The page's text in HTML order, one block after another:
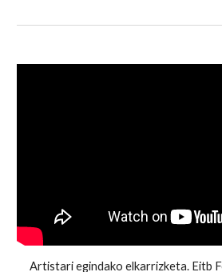
Artistari egindako elkarrizketa. Eitb